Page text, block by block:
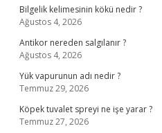
Bilgelik kelimesinin kökü nedir ?
Ağustos 4, 2026
Antikor nereden salgılanır ?
Ağustos 4, 2026
Yük vapurunun adı nedir ?
Temmuz 29, 2026
Köpek tuvalet spreyi ne işe yarar ?
Temmuz 27, 2026